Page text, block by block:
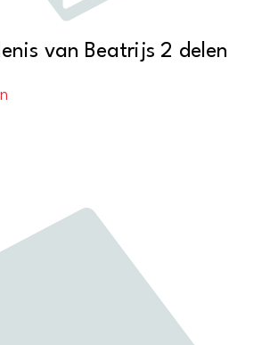
van Beatrijs 2 delen